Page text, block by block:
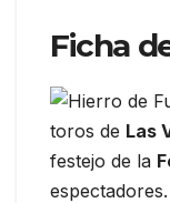
Ficha
toros de Las
festejo de la
espectadores.